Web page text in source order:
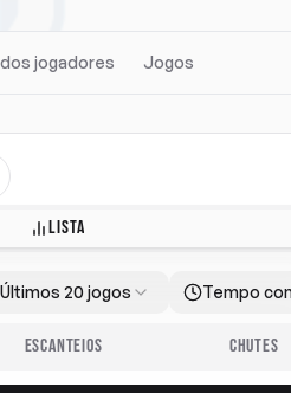
jogadores Jogos
LISTA
Últimos 20 jogos Tempo
ESCANTEIOS CHUTES